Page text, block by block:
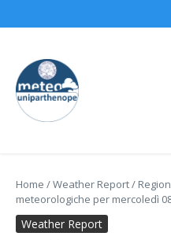
Home /Weather Report/
meteorologiche per mercoledì
Weather Report